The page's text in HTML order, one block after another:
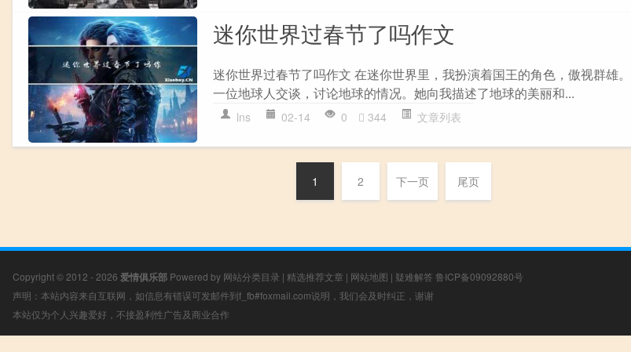
迷你世界过春节了吗作文
迷你世界过春节了吗作文 在迷你世界里，我扮演着国王的角色，傲视群雄
一位地球人交谈，讨论地球的情况。她向我描述了地球的美丽和...
lns 02-14 0 344 文章列表
1 2 下一页 尾页
Copyright © 2012 - 2026 爱情俱乐部 Powered by 网站分类目录 | 精选推荐文章 | 网站地图 | 疑难解答 鲁ICP备09092880号
声明：本站内容来自互联网，如信息有错误可发邮件到f_fb#foxmail.com说明，我们会及时纠正，谢谢
本站仅为个人兴趣爱好，不接盈利性广告及商业合作